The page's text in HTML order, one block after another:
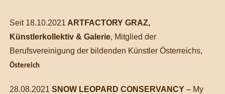
Seit 18.10.2021 ARTFACTORY GRAZ,
Künstlerkollektiv & Galerie, Mitglied der
Berufsvereinigung der bildenden Künstler Österreichs,
Östereich
28.08.2021 SNOW LEOPARD CONSERVANCY – My